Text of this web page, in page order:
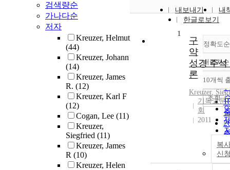
검색량순
가나다순
저자
Kreuzer, Helmut
(44)
Kreuzer, Johann
(14)
Kreuzer, James
R. (12)
Kreuzer, Karl F
(12)
Cogan, Lee (11)
Kreuzer,
Siegfried (11)
Kreuzer, James
R (10)
Kreuzer, Helen
내보내기
내
한글로보기
정확도순
내림차순
10개씩
조회
1
구
약
성경 주석
론
Kreuzer,
기독교문
회
2011
복
신